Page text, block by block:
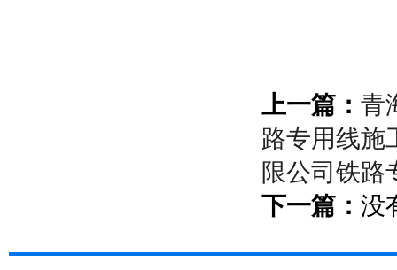
上一篇： 青
路专用线施
限公司铁路
下一篇： 没